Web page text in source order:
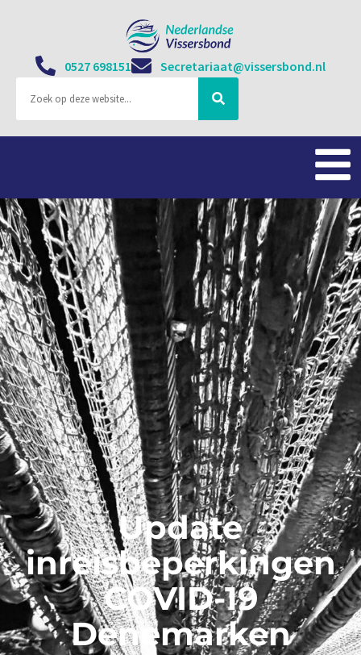
0527 698151 Secretariaat@vissersbond.nl
Update
inreisbeperkingen
COVID-19
Denemarken